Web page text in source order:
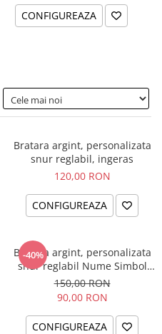
CONFIGUREAZA
Bratara argint, personalizata
snur reglabil, ingeras
120,00 RON
CONFIGUREAZA
-40%
Bratara argint, personalizata
snur reglabil Nume Simbol
bebelus
150,00 RON
90,00 RON
CONFIGUREAZA